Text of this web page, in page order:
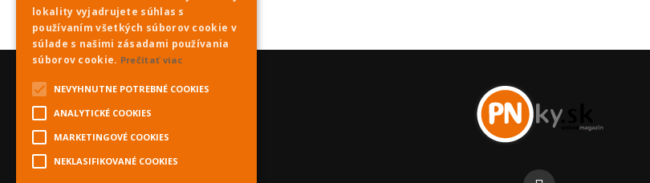
lokality vyjadrujete súhlas s
používaním všetkých súborov cookie v
súlade s našimi zásadami používania
súborov cookie. Prečítať viac
NEVYHNUTNE POTREBNÉ COOKIES
ANALYTICKÉ COOKIES
MARKETINGOVÉ COOKIES
NEKLASIFIKOVANÉ COOKIES